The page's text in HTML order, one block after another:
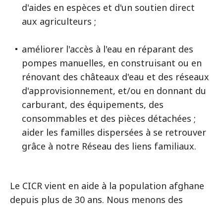
d'aides en espèces et d'un soutien direct
aux agriculteurs ;
améliorer l'accès à l'eau en réparant des
pompes manuelles, en construisant ou en
rénovant des châteaux d'eau et des réseaux
d'approvisionnement, et/ou en donnant du
carburant, des équipements, des
consommables et des pièces détachées ;
aider les familles dispersées à se retrouver
grâce à notre Réseau des liens familiaux.
Le CICR vient en aide à la population afghane
depuis plus de 30 ans. Nous menons des